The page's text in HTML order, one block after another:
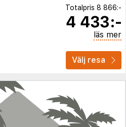
Totalpris 8 866:-
4 433:-
läs mer
Välj resa